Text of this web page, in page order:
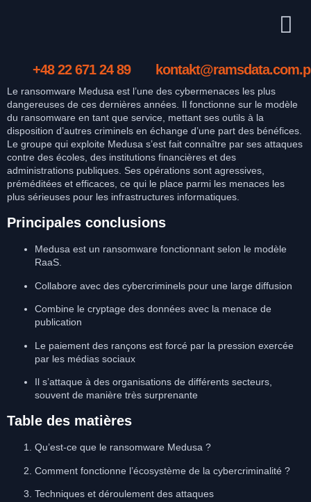
+48 22 671 24 89
Le ransomware Medusa est l’une des cybermenaces les plus
dangereuses de ces dernières années. Il fonctionne sur le modèle
du ransomware en tant que service, mettant ses outils à la
disposition d’autres criminels en échange d’une part des bénéfices.
Le groupe qui exploite Medusa s’est fait connaître par ses attaques
contre des écoles, des institutions financières et des
administrations publiques. Ses opérations sont agressives,
préméditées et efficaces, ce qui le place parmi les menaces les
plus sérieuses pour les infrastructures informatiques.
Principales conclusions
Medusa est un ransomware fonctionnant selon le modèle
RaaS.
Collabore avec des cybercriminels pour une large diffusion
Combine le cryptage des données avec la menace de
publication
Le paiement des rançons est forcé par la pression exercée
par les médias sociaux
Il s’attaque à des organisations de différents secteurs,
souvent de manière très surprenante
Table des matières
Qu’est-ce que le ransomware Medusa ?
Comment fonctionne l’écosystème de la cybercriminalité ?
Techniques et déroulement des attaques